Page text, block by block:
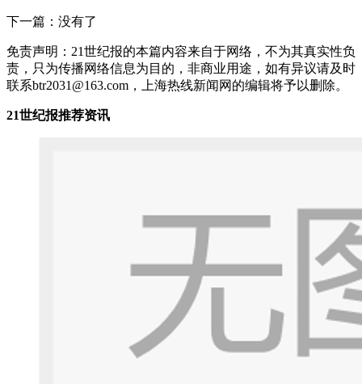
下一篇：没有了
免责声明：21世纪报的本篇内容来自于网络，不为其真实性负
责，只为传播网络信息为目的，非商业用途，如有异议请及时
联系btr2031@163.com，上海热线新闻网的编辑将予以删除。
21世纪报推荐资讯